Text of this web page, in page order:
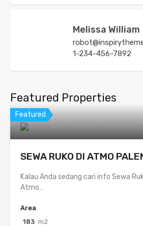
Melissa William
1-234-456-7892
Featured Properties
Featured
SEWA RUKO DI ATMO
Kalau Anda sedang cari info Sewa
Atmo…
Area
183 m2